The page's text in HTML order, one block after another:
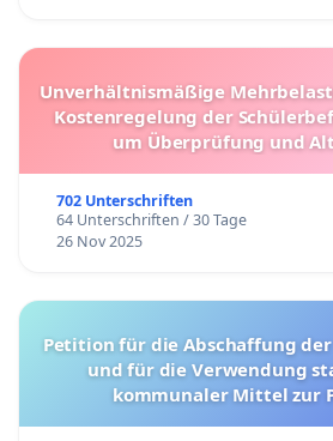
Unverhältnismäßige
Kostenregelung der
um Überprüfung und
702 Unterschriften
64 Unterschriften / 30 Tage
26 Nov 2025
Petition für die Abschaffung der Tötungsstationen
und für die Verwendung
kommunaler Mittel zur